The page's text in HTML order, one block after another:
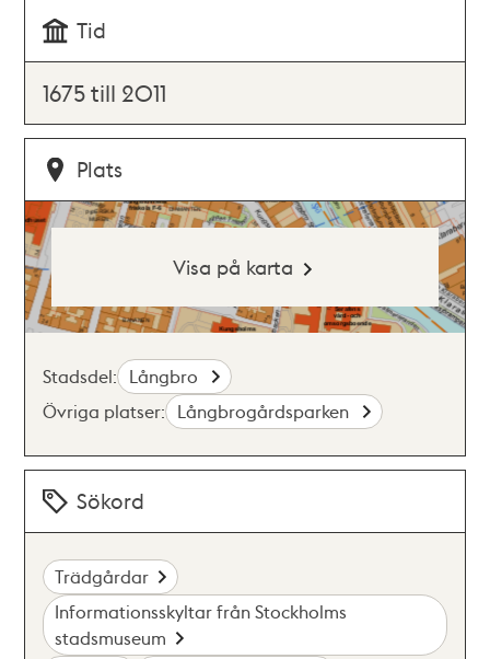
Tid
1675 till 2011
Plats
Visa på karta
Stadsdel: Långbro
Övriga platser: Långbrogårdsparken
Sökord
Trädgårdar
Informationsskyltar från Stockholms
stadsmuseum